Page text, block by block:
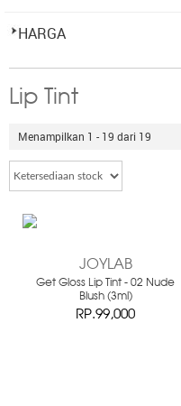
HARGA
Lip Tint
Menampilkan 1 - 19 dari 19
JOYLAB
Get Gloss Lip Tint - 02 Nude
Blush (3ml)
RP.99,000